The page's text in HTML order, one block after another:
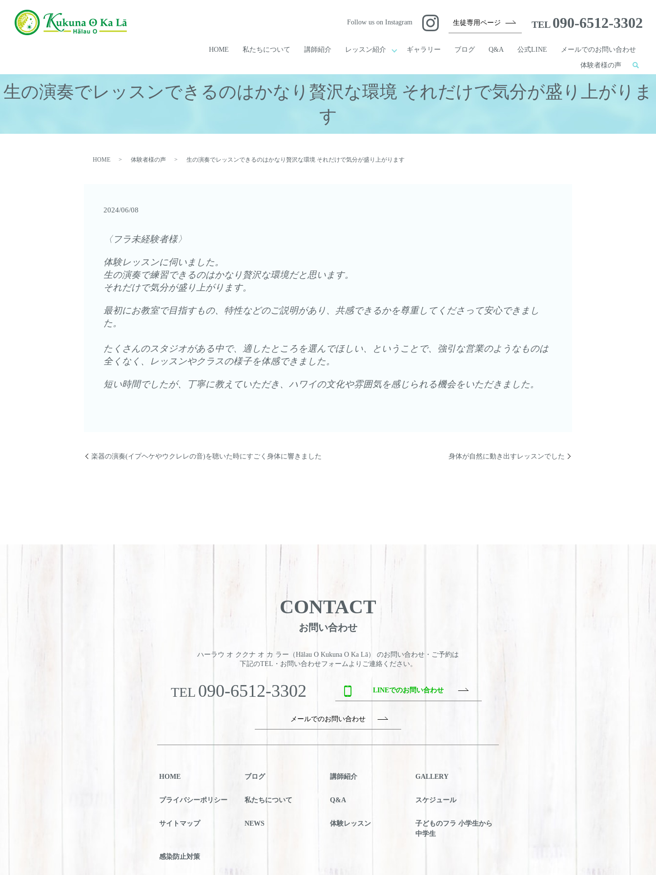
HOME 私たちについて 講師紹介 レッスン紹介 ギャラリー ブログ Q&A 公式LINE メールでのお問い合わせ
体験者様の声
Follow us on Instagram 生徒専用ページ TEL 090-6512-3302
生の演奏でレッスンできるのはかなり贅沢な環境 それだけで気分が盛り上がりま
す
HOME 体験者様の声 生の演奏でレッスンできるのはかなり贅沢な環境 それだけで気分が盛り上がります
2024/06/08
〈フラ未経験者様〉
体験レッスンに伺いました。
生の演奏で練習できるのはかなり贅沢な環境だと思います。
それだけで気分が盛り上がります。
最初にお教室で目指すもの、特性などのご説明があり、共感できるかを尊重してくださって安心できまし
た。
たくさんのスタジオがある中で、適したところを選んでほしい、ということで、強引な営業のようなものは
全くなく、レッスンやクラスの様子を体感できました。
短い時間でしたが、丁寧に教えていただき、ハワイの文化や雰囲気を感じられる機会をいただきました。
楽器の演奏(イプヘケやウクレレの音)を聴いた時にすごく身体に響きました 身体が自然に動き出すレッスンでした
CONTACT
お問い合わせ
ハーラウ オ ククナ オ カ ラー（Hālau O Kukuna O Ka Lā） のお問い合わせ・ご予約は
下記のTEL・お問い合わせフォームよりご連絡ください。
TEL 090-6512-3302 LINEでのお問い合わせ
メールでのお問い合わせ
HOME ブログ 講師紹介 GALLERY
プライバシーポリシー 私たちについて Q&A スケジュール
サイトマップ NEWS 体験レッスン
子どものフラ 小学生から
中学生
感染防止対策